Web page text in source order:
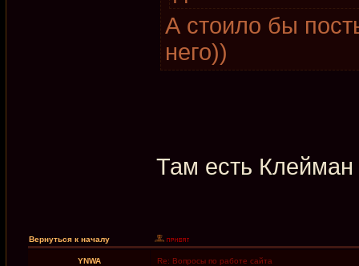
А стоило бы
него))
Там есть
Вернуться к началу
YNWA Re: Вопросы по работе сайта